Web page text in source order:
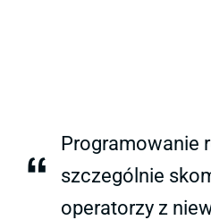
“
Programowanie
szczególnie
operatorzy z